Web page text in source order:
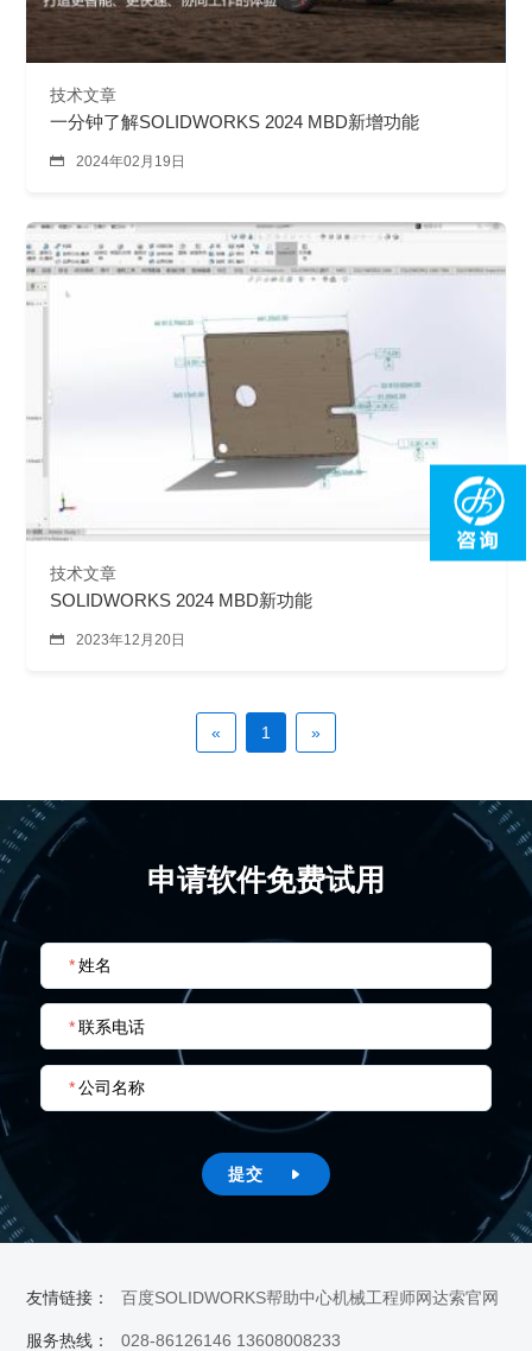
技术文章
一分钟了解SOLIDWORKS 2024 MBD新增功能
 2024年02月19日
技术文章
SOLIDWORKS 2024 MBD新功能
 2023年12月20日
« 1 »
申请软件免费试用
* 姓名
* 联系电话
* 公司名称
提交 
友情链接： 百度SOLIDWORKS帮助中心机械工程师网达索官网
服务热线：
028-86126146 13608008233